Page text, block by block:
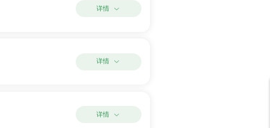
详情
详情
详情